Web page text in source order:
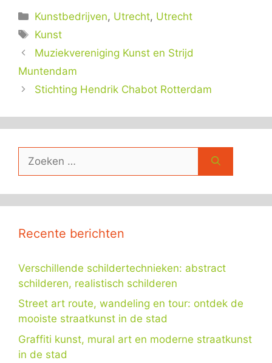
Categorieën
Kunstbedrijven, Utrecht, Utrecht
Tags
Kunst
Muziekvereniging Kunst en Strijd
Muntendam
Stichting Hendrik Chabot Rotterdam
naar:
Recente berichten
Verschillende schildertechnieken: abstract
schilderen, realistisch schilderen
Street art route, wandeling en tour: ontdek de
mooiste straatkunst in de stad
Graffiti kunst, mural art en moderne straatkunst
in de stad